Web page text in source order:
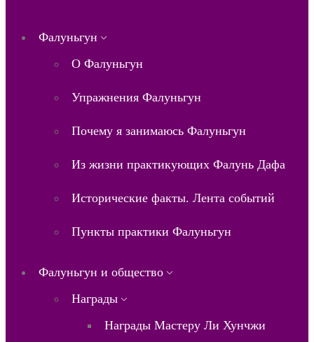
Фалуньгун
О Фалуньгун
Упражнения Фалуньгун
Почему я занимаюсь Фалуньгун
Из жизни практикующих Фалунь Дафа
Исторические факты. Лента событий
Пункты практики Фалуньгун
Фалуньгун и общество
Награды
Награды Мастеру Ли Хунчжи